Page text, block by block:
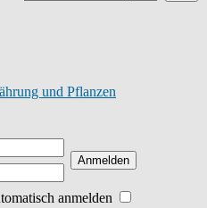
und Pflanzen
anmelden